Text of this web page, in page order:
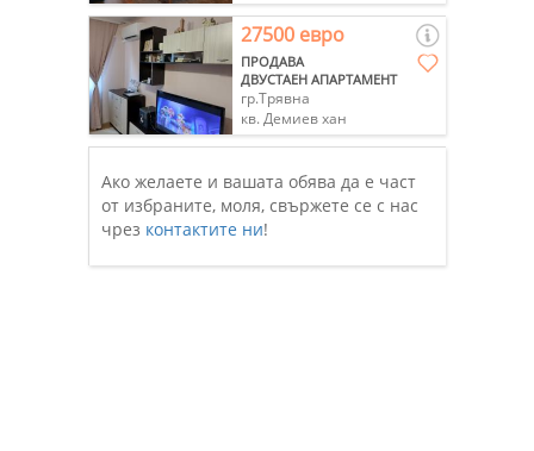
27500 евро
ПРОДАВА
ДВУСТАЕН АПАРТАМЕНТ
гр.Трявна
кв. Демиев хан
Ако желаете и вашата обява да е част
от избраните, моля, свържете се с нас
чрез контактите ни!